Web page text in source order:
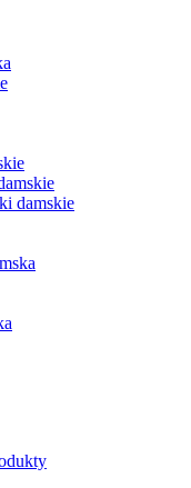
damskie